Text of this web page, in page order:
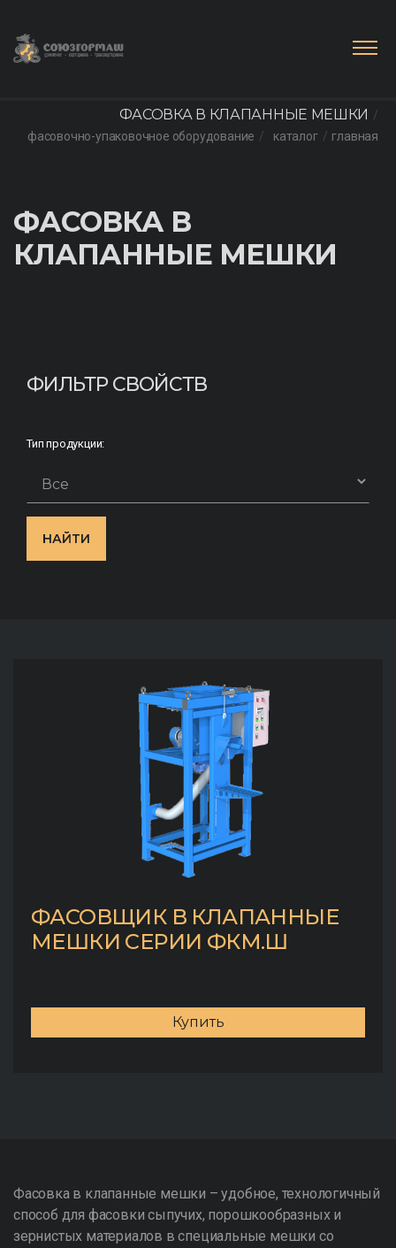
главная
каталог
фасовочно-упаковочное оборудование
ФАСОВКА В КЛАПАННЫЕ МЕШКИ
ФАСОВКА В
КЛАПАННЫЕ МЕШКИ
ФИЛЬТР СВОЙСТВ
Тип продукции:
НАЙТИ
ФАСОВЩИК В КЛАПАННЫЕ
МЕШКИ СЕРИИ ФКМ.Ш
Купить
Фасовка в клапанные мешки – удобное, технологичный
способ для фасовки сыпучих, порошкообразных и
зернистых материалов в специальные мешки со